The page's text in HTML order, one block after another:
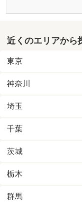
近くのエリアから
東京
神奈川
埼玉
千葉
茨城
栃木
群馬